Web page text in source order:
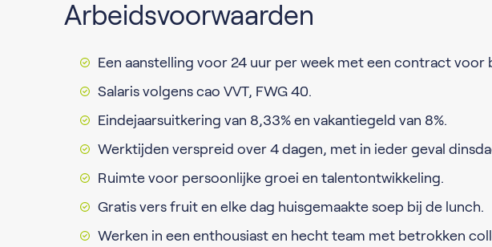
Arbeidsvoorwaarden
Een aanstelling voor 24 uur per week met een contract voor
Salaris volgens cao VVT, FWG 40.
Eindejaarsuitkering van 8,33% en vakantiegeld van 8%.
Werktijden verspreid over 4 dagen, met in ieder geval
Ruimte voor persoonlijke groei en talentontwikkeling.
Gratis vers fruit en elke dag huisgemaakte soep bij de lunch.
Werken in een enthousiast en hecht team met betrokken